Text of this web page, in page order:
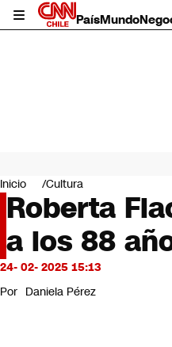
PaísMundo
Mundo
Negocios
Deportes
Programas completos
Cultura
Servicios
Bits
CNN Data
Inicio Cultura
Roberta
a los 88
24- 02- 2025 15:13
Por Daniela Pérez